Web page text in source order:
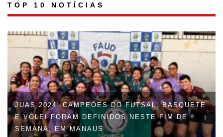
TOP 10 NOTÍCIAS
JUAS 2024: CAMPEÕES DO FUTSAL, BASQUETE
E VÔLEI FORAM DEFINIDOS NESTE FIM DE
SEMANA, EM MANAUS